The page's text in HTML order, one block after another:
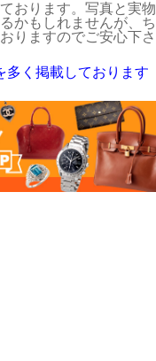
おります。写真と実物
かもしれませんが、ち
りますのでご安心下さ
多く掲載しております